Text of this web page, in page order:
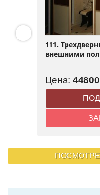
111.
внешними
Цена: 44800